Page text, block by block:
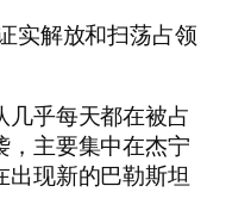
实解放和扫荡占领
乎每天都在被占
，主要集中在杰宁
出现新的巴勒斯坦